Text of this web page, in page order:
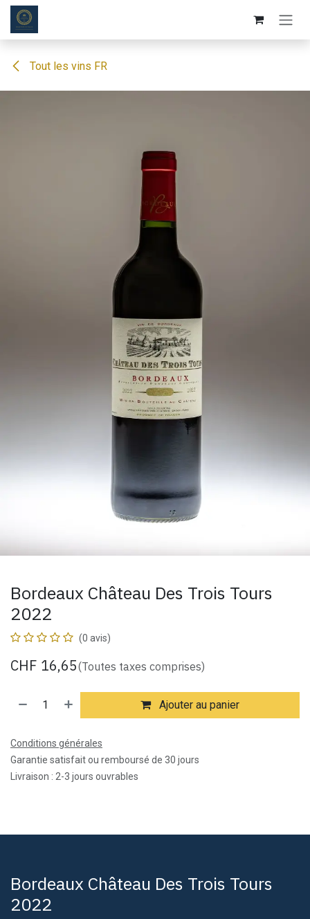
Se rendre au contenu
Tout les vins FR
Bordeaux Château Des Trois Tours
2022
(0 avis)
CHF 16,65(Toutes taxes comprises)
Ajouter au panier
Conditions générales
Garantie satisfait ou remboursé de 30 jours
Livraison : 2-3 jours ouvrables
Bordeaux Château Des Trois Tours
2022